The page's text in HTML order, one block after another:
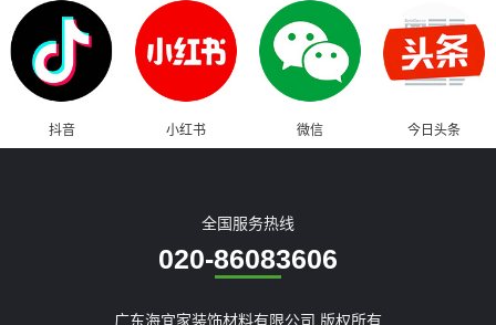
抖音 小红书 微信 今日头条
全国服务热线
020-86083606
广东海宜家装饰材料有限公司 版权所有